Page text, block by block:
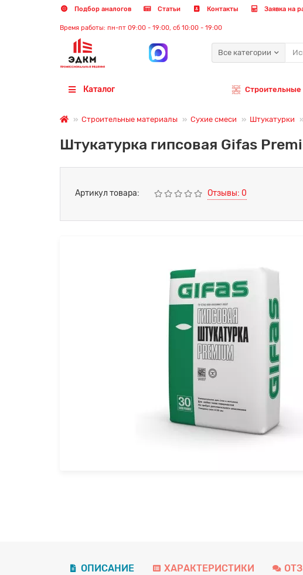
Подбор аналогов Статьи Контакты Заявка на
Время работы: пн-пт 09:00 - 19:00, сб 10:00 - 19:00
Все категории
Каталог Строительные
Строительные материалы Сухие смеси Штукатурки
Штукатурка гипсовая Gifas
Артикул товара: Отзывы: 0
ОПИСАНИЕ ХАРАКТЕРИСТИКИ